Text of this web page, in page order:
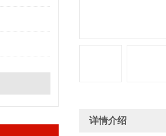
详情介绍